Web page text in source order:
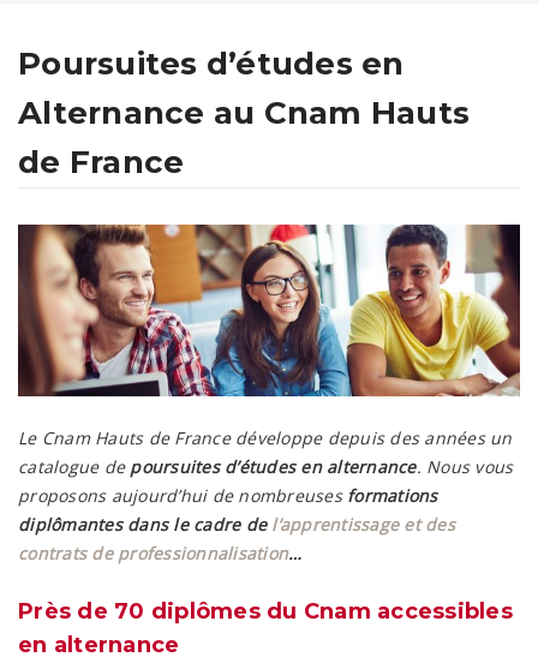
Poursuites d’études en
Alternance au Cnam Hauts
de France
Le Cnam Hauts de France développe depuis des années un
catalogue de poursuites d’études en alternance. Nous vous
proposons aujourd’hui de nombreuses formations
diplômantes dans le cadre de l’apprentissage et des
contrats de professionnalisation…
Près de 70 diplômes du Cnam accessibles
en alternance